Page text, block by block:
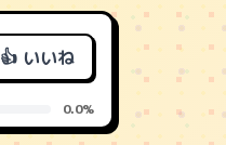
👍 いいね
0.0%